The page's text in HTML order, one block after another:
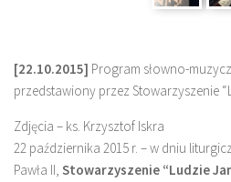
[22.10.2015] Program słowno-
przedstawiony przez Stowarzyszenie
Zdjęcia – ks. Krzysztof Iskra
22 października 2015 r. – w dniu
Pawła II, Stowarzyszenie “Ludzie